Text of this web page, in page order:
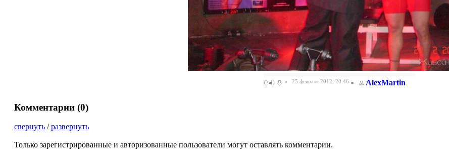
0 25 февраля 2012, 20:46 AlexMartin
Комментарии (0)
свернуть /развернуть
Только зарегистрированные и авторизованные пользователи могут оставлять комментарии.